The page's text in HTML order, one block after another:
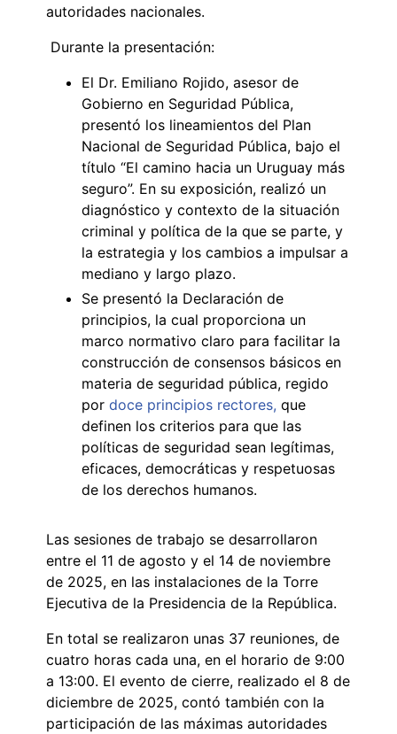
autoridades nacionales.
Durante la presentación:
El Dr. Emiliano Rojido, asesor de
Gobierno en Seguridad Pública,
presentó los lineamientos del Plan
Nacional de Seguridad Pública, bajo el
título “El camino hacia un Uruguay más
seguro”. En su exposición, realizó un
diagnóstico y contexto de la situación
criminal y política de la que se parte, y
la estrategia y los cambios a impulsar a
mediano y largo plazo.
Se presentó la Declaración de
principios, la cual proporciona un
marco normativo claro para facilitar la
construcción de consensos básicos en
materia de seguridad pública, regido
por doce principios rectores, que
definen los criterios para que las
políticas de seguridad sean legítimas,
eficaces, democráticas y respetuosas
de los derechos humanos.
Las sesiones de trabajo se desarrollaron
entre el 11 de agosto y el 14 de noviembre
de 2025, en las instalaciones de la Torre
Ejecutiva de la Presidencia de la República.
En total se realizaron unas 37 reuniones, de
cuatro horas cada una, en el horario de 9:00
a 13:00. El evento de cierre, realizado el 8 de
diciembre de 2025, contó también con la
participación de las máximas autoridades